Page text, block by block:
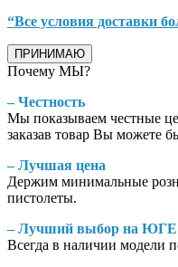
“Все условия доставки
ПРИНИМАЮ
Почему МЫ?
– Честность
Мы показываем честные
заказав товар Вы можете
– Лучшая цена
Держим минимальные
пистолеты.
– Лучший выбор на ЮГЕ
Всегда в наличии модели